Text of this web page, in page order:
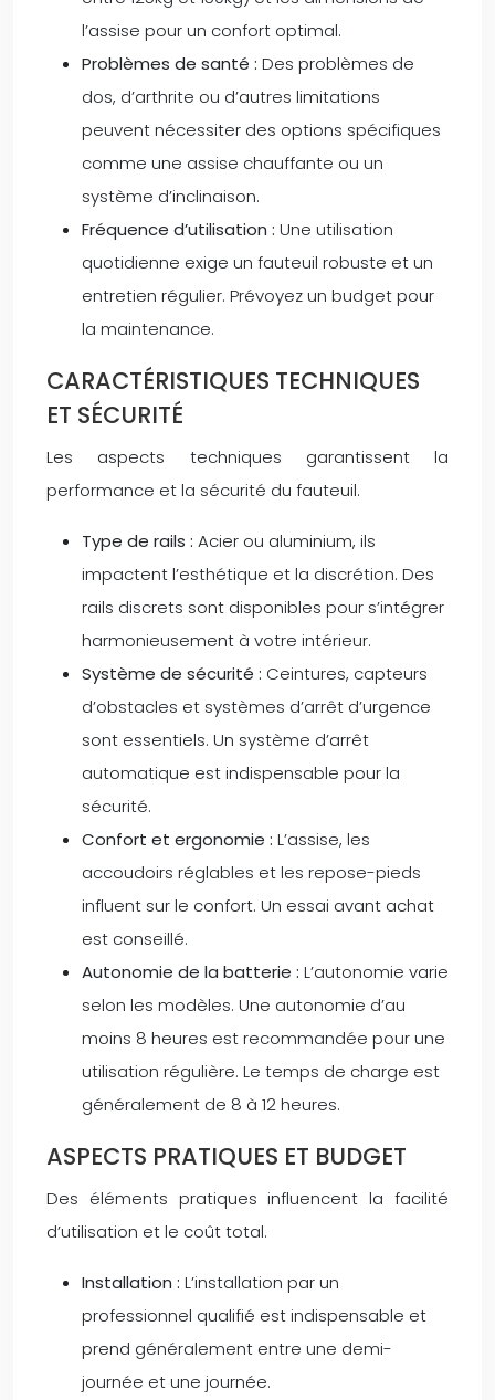
l’assise pour un confort optimal.
Problèmes de santé : Des problèmes de
dos, d’arthrite ou d’autres limitations
peuvent nécessiter des options spécifiques
comme une assise chauffante ou un
système d’inclinaison.
Fréquence d’utilisation : Une utilisation
quotidienne exige un fauteuil robuste et un
entretien régulier. Prévoyez un budget pour
la maintenance.
CARACTÉRISTIQUES TECHNIQUES
ET SÉCURITÉ
Les aspects techniques garantissent la
performance et la sécurité du fauteuil.
Type de rails : Acier ou aluminium, ils
impactent l’esthétique et la discrétion. Des
rails discrets sont disponibles pour s’intégrer
harmonieusement à votre intérieur.
Système de sécurité : Ceintures, capteurs
d’obstacles et systèmes d’arrêt d’urgence
sont essentiels. Un système d’arrêt
automatique est indispensable pour la
sécurité.
Confort et ergonomie : L’assise, les
accoudoirs réglables et les repose-pieds
influent sur le confort. Un essai avant achat
est conseillé.
Autonomie de la batterie : L’autonomie varie
selon les modèles. Une autonomie d’au
moins 8 heures est recommandée pour une
utilisation régulière. Le temps de charge est
généralement de 8 à 12 heures.
ASPECTS PRATIQUES ET BUDGET
Des éléments pratiques influencent la facilité
d’utilisation et le coût total.
Installation : L’installation par un
professionnel qualifié est indispensable et
prend généralement entre une demi-
journée et une journée.